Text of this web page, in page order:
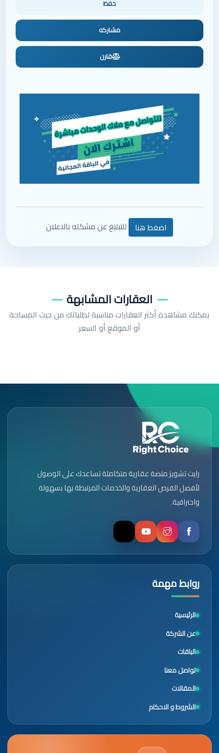
مشاركه
قارن
اضغط هنا للتبليغ عن مشكله بالاعلان
العقارات المشابهة
يمكنك مشاهدة أكثر العقارات مناسبة لطلباتك من حيث المساحة
أو الموقع أو السعر
رايت تشويز منصة عقارية متكاملة تساعدك على الوصول
لأفضل الفرص العقارية والخدمات المرتبطة بها بسهولة
واحترافية.
روابط مهمة
الرئيسية
عن الشركة
الباقات
تواصل معنا
المقالات
الشروط و الاحكام